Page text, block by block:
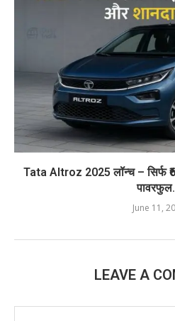
Tata Altroz 2025 लॉन्च – सिर्फ
June 11,
LEAVE A